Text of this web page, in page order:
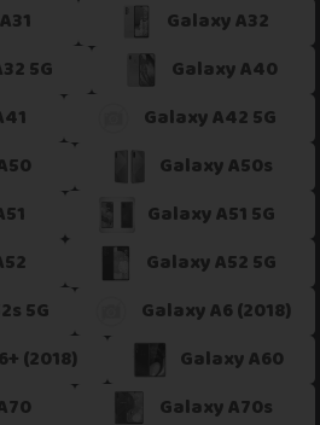
Galaxy A32
5G
Galaxy A40
Galaxy A42 5G
Galaxy A50s
Galaxy A51 5G
Galaxy A52 5G
5G
Galaxy A6 (2018)
(2018)
Galaxy A60
Galaxy A70s